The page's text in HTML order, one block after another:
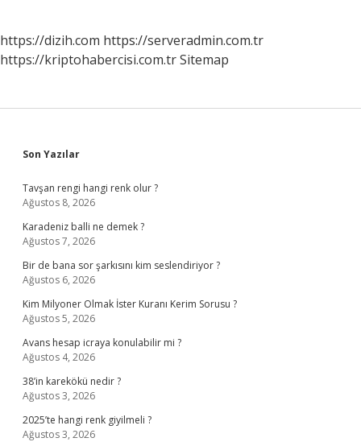
https://dizih.com https://serveradmin.com.tr
https://kriptohabercisi.com.trSitemap
Sidebar
Son Yazılar
Tavşan rengi hangi renk olur ?
Ağustos 8, 2026
Karadeniz balli ne demek ?
Ağustos 7, 2026
Bir de bana sor şarkısını kim seslendiriyor ?
Ağustos 6, 2026
Kim Milyoner Olmak İster Kuranı Kerim Sorusu ?
Ağustos 5, 2026
Avans hesap icraya konulabilir mi ?
Ağustos 4, 2026
38’in karekökü nedir ?
Ağustos 3, 2026
2025’te hangi renk giyilmeli ?
Ağustos 3, 2026